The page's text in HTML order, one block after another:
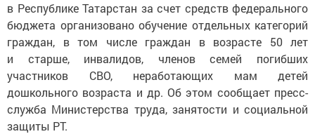
в Республике Татарстан за счет средств федерального
бюджета организовано обучение отдельных категорий
граждан, в том числе граждан в возрасте 50 лет
и старше, инвалидов, членов семей погибших
участников СВО, неработающих мам детей
дошкольного возраста и др. Об этом сообщает пресс-
служба Министерства труда, занятости и социальной
защиты РТ.